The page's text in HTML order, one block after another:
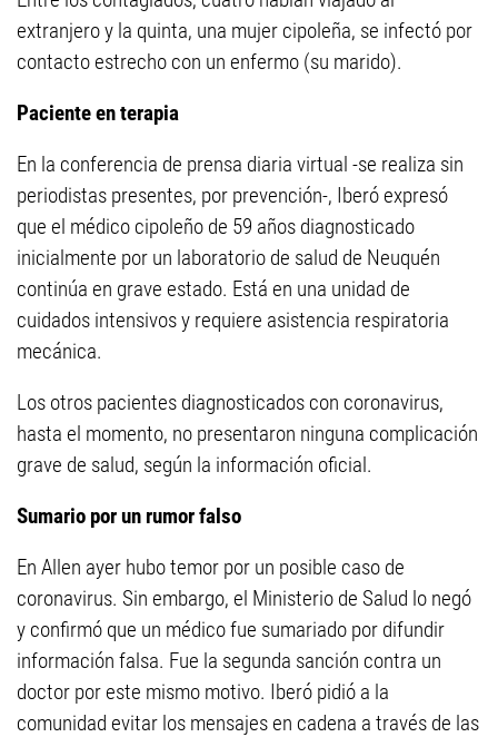
extranjero y la quinta, una mujer cipoleña, se infectó por
contacto estrecho con un enfermo (su marido).
Paciente en terapia
En la conferencia de prensa diaria virtual -se realiza sin
periodistas presentes, por prevención-, Iberó expresó
que el médico cipoleño de 59 años diagnosticado
inicialmente por un laboratorio de salud de Neuquén
continúa en grave estado. Está en una unidad de
cuidados intensivos y requiere asistencia respiratoria
mecánica.
Los otros pacientes diagnosticados con coronavirus,
hasta el momento, no presentaron ninguna complicación
grave de salud, según la información oficial.
Sumario por un rumor falso
En Allen ayer hubo temor por un posible caso de
coronavirus. Sin embargo, el Ministerio de Salud lo negó
y confirmó que un médico fue sumariado por difundir
información falsa. Fue la segunda sanción contra un
doctor por este mismo motivo. Iberó pidió a la
comunidad evitar los mensajes en cadena a través de las